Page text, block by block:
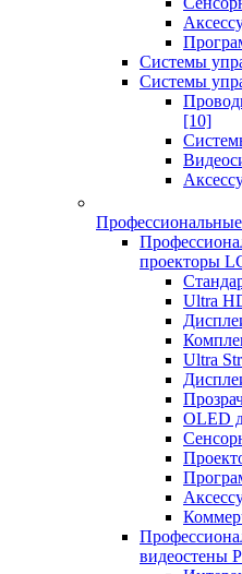
Системы
Системы
[10]
проекторы
Ultra
Ultra
OLED
видеостены